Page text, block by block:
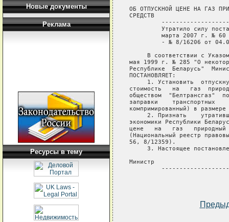
Новые документы
Реклама
Ресурсы в тему
ОБ ОТПУСКНОЙ ЦЕНЕ НА ГАЗ
СРЕДСТВ
Утратило силу
марта 2007 г. №
- № 8/16206 от
В соответствии с
мая 1999 г. № 285 "О
Республике  Беларусь"
ПОСТАНОВЛЯЕТ:
1. Установить
стоимость   на   газ
обществом  "Белтрансгаз"
заправки    транспортных
компримированный) в
2. Признать
экономики Республики
цене   на   газ   природный
(Национальный реестр
56, 8/12359).
3. Настоящее
Министр